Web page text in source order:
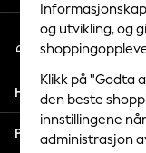
GIRLS
New In
50 - 92cm
98 - 110cm
116 - 134cm
140 - 174cm
Trending:
Min konto
Logg inn på
Hjelp
Personvern & Juridisk
og utvikling, og
Klikk på "Godta
den beste
innstillingene
administrasjon